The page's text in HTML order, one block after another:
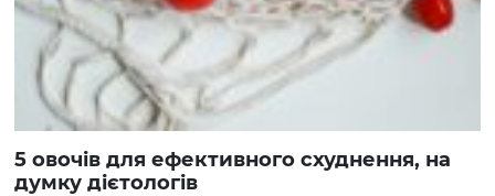
5 овочів для ефективного схуднення, на
думку дієтологів